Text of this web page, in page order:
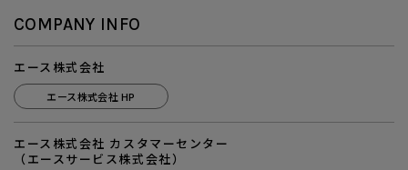
COMPANY INFO
エース株式会社
エース株式会社 HP
エース株式会社 カスタマーセンター
（エースサービス株式会社）